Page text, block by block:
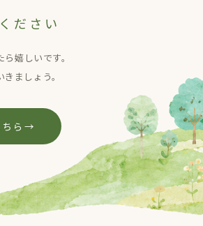
ださい
嬉しいです。
ましょう。
ちら→